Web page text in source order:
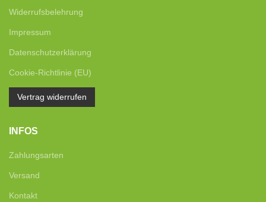
Widerrufsbelehrung
Impressum
Datenschutzerklärung
Cookie-Richtlinie (EU)
Vertrag widerrufen
INFOS
Zahlungsarten
Versand
Kontakt